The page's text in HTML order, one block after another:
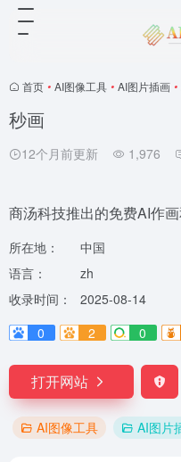
首页 • AI图像工具 • AI图片插画 •
秒画
12个月前更新 1,976
商汤科技推出的免费AI作
所在地：
中国
语言：
zh
收录时间：
2025-08-14
0
2 0
打开网站
AI图像工具 AI图片